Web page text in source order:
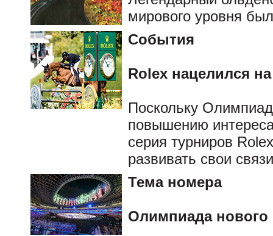
мирового уровня
События
Rolex нацелился
Поскольку
повышению
серия турниров
развивать свои
Тема номера
Олимпиада нового